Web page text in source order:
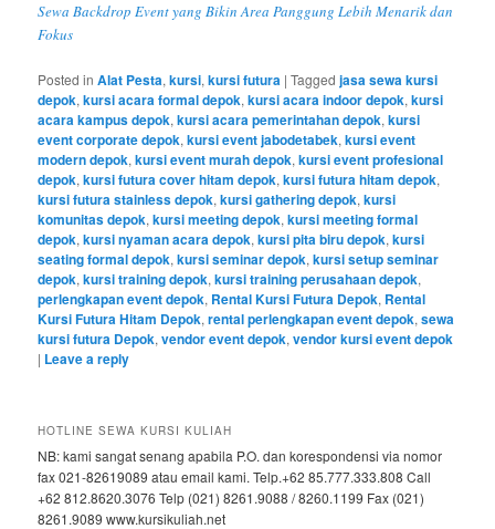
Sewa Backdrop Event yang Bikin Area Panggung Lebih Menarik dan
Fokus
Posted in Alat Pesta,kursi,kursi futura |Tagged jasa sewa kursi
depok,kursi acara formal depok,kursi acara indoor depok,kursi
acara kampus depok,kursi acara pemerintahan depok,kursi
event corporate depok,kursi event jabodetabek,kursi event
modern depok,kursi event murah depok,kursi event profesional
depok,kursi futura cover hitam depok,kursi futura hitam depok,
kursi futura stainless depok,kursi gathering depok,kursi
komunitas depok,kursi meeting depok,kursi meeting formal
depok,kursi nyaman acara depok,kursi pita biru depok,kursi
seating formal depok,kursi seminar depok,kursi setup seminar
depok,kursi training depok,kursi training perusahaan depok,
perlengkapan event depok, Rental Kursi Futura Depok, Rental
Kursi Futura Hitam Depok,rental perlengkapan event depok,sewa
kursi futura Depok,vendor event depok,vendor kursi event depok
| Leave a reply
HOTLINE SEWA KURSI KULIAH
NB: kami sangat senang apabila P.O. dan korespondensi via nomor
fax 021-82619089 atau email kami. Telp.+62 85.777.333.808 Call
+62 812.8620.3076 Telp (021) 8261.9088 / 8260.1199 Fax (021)
8261.9089 www.kursikuliah.net